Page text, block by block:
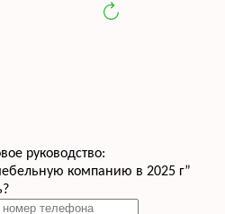
руководство:
компанию в 2025 г”